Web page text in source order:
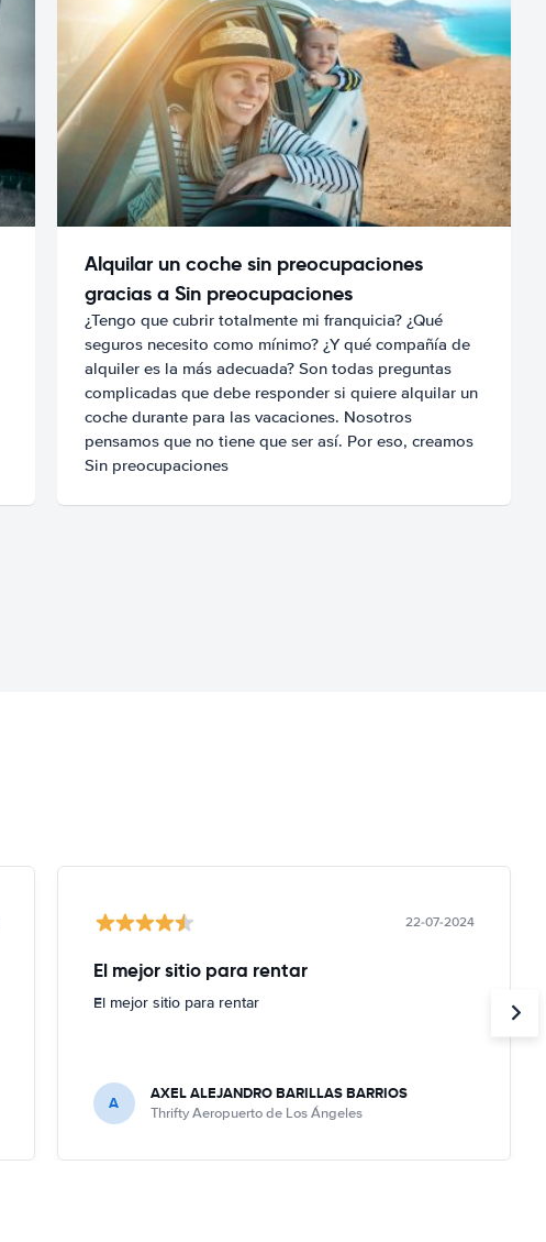
Alquilar un coche sin preocupaciones
gracias a Sin preocupaciones
¿Tengo que cubrir totalmente mi franquicia? ¿Qué
seguros necesito como mínimo? ¿Y qué compañía de
alquiler es la más adecuada? Son todas preguntas
complicadas que debe responder si quiere alquilar un
coche durante para las vacaciones. Nosotros
pensamos que no tiene que ser así. Por eso, creamos
Sin preocupaciones
22-07-2024
El mejor sitio para rentar
El mejor sitio para rentar
A AXEL ALEJANDRO BARILLAS BARRIOS
Thrifty Aeropuerto de Los Ángeles